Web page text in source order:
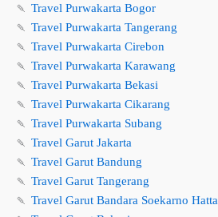
🍡 Travel Purwakarta Bogor
🍡 Travel Purwakarta Tangerang
🍡 Travel Purwakarta Cirebon
🍡 Travel Purwakarta Karawang
🍡 Travel Purwakarta Bekasi
🍡 Travel Purwakarta Cikarang
🍡 Travel Purwakarta Subang
🍡 Travel Garut Jakarta
🍡 Travel Garut Bandung
🍡 Travel Garut Tangerang
🍡 Travel Garut Bandara Soekarno Hatta